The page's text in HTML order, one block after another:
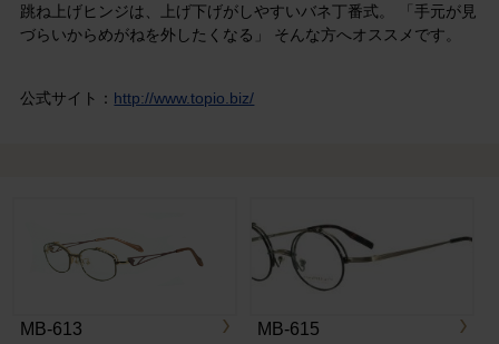
跳ね上げヒンジは、上げ下げがしやすいバネ丁番式。 「手元が見
づらいからめがねを外したくなる」 そんな方へオススメです。
公式サイト： http://www.topio.biz/
MB-613 MB-615